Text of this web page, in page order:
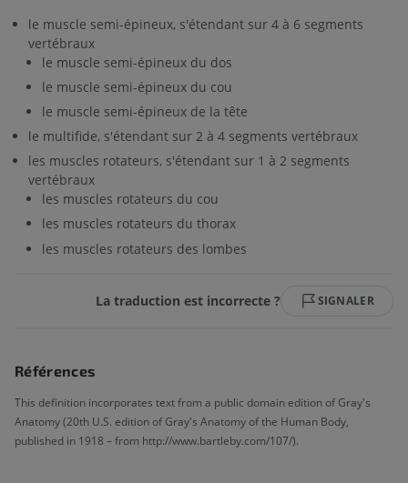
le muscle semi-épineux, s'étendant sur 4 à 6 segments
vertébraux
le muscle semi-épineux du dos
le muscle semi-épineux du cou
le muscle semi-épineux de la tête
le multifide, s'étendant sur 2 à 4 segments vertébraux
les muscles rotateurs, s'étendant sur 1 à 2 segments
vertébraux
les muscles rotateurs du cou
les muscles rotateurs du thorax
les muscles rotateurs des lombes
La traduction est incorrecte ? SIGNALER
Références
This definition incorporates text from a public domain edition of Gray's
Anatomy (20th U.S. edition of Gray's Anatomy of the Human Body,
published in 1918 – from http://www.bartleby.com/107/).